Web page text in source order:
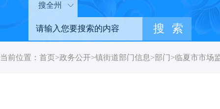
搜全州
当前位置： 首页>政务公开>镇街道部门信息>部门>临夏市市场